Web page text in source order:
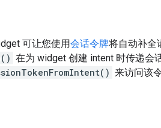
可让您使用会话令牌将自动补全
在为 widget 创建 intent 时传递会
来访问该